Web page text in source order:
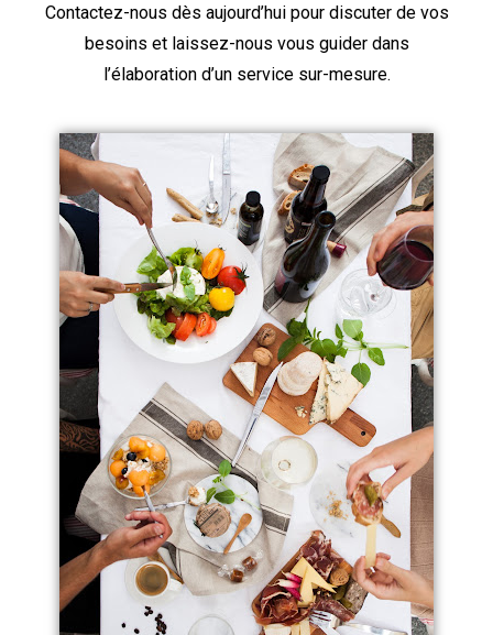
Contactez-nous dès aujourd’hui pour discuter de vos
besoins et laissez-nous vous guider dans
l’élaboration d’un service sur-mesure.